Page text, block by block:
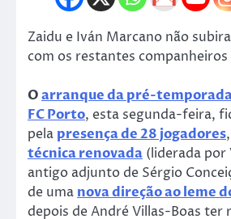
Zaidu e Iván Marcano não
com os restantes companheiros
Oarranque da pré-
FC Porto, esta segunda-feira,
pela presença de 28 jogadores
técnica renovada (liderada
antigo adjunto de Sérgio
de uma nova direção ao leme
depois de André Villas-Boas ter